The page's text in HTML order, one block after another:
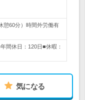
憩60分）時間外労働有
間休日：120日■休暇：
気になる